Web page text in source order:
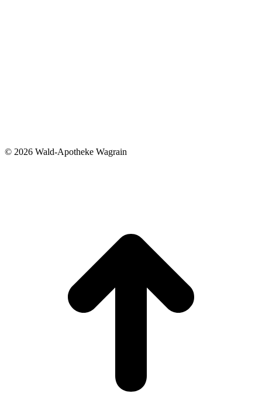
© 2026 Wald-Apotheke Wagrain